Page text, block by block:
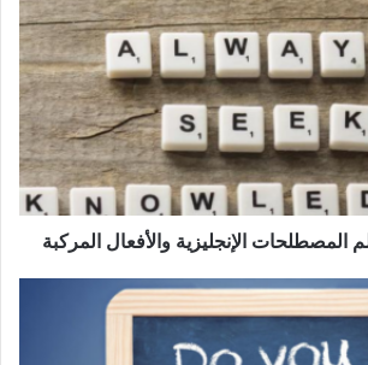
المصطلحات الإنجليزية والأفعال المركبة